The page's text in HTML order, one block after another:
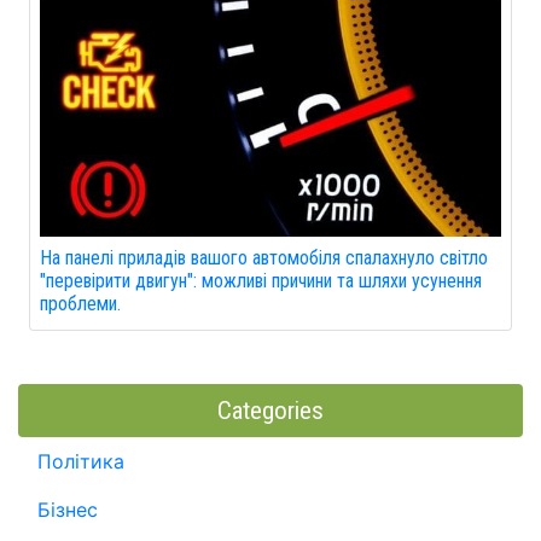
На панелі приладів вашого автомобіля спалахнуло світло
"перевірити двигун": можливі причини та шляхи усунення
проблеми.
Categories
Політика
Бізнес